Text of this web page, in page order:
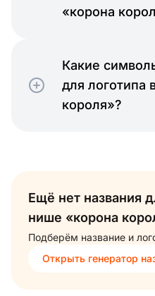
«корона
Какие
для логотипа
короля»?
Ещё нет названия
нише «корона
Подберём название и
Открыть генератор